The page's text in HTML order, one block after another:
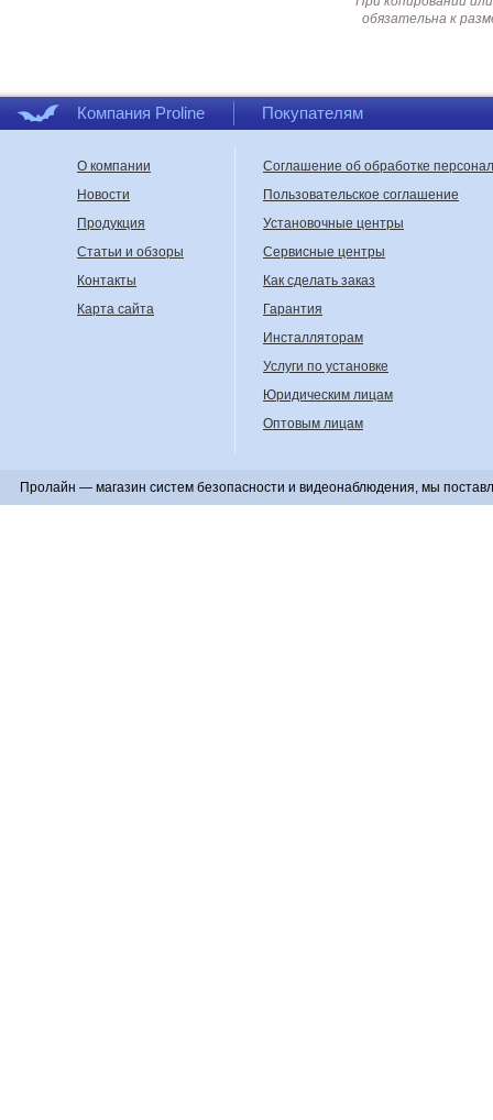
обязательна к
Компания Proline Покупателям
О компании
Новости
Продукция
Статьи и обзоры
Контакты
Карта сайта
Соглашение об обработке
Пользовательское соглашение
Установочные центры
Сервисные центры
Как сделать заказ
Гарантия
Инсталляторам
Услуги по установке
Юридическим лицам
Оптовым лицам
Пролайн — магазин систем безопасности и видеонаблюдения, мы